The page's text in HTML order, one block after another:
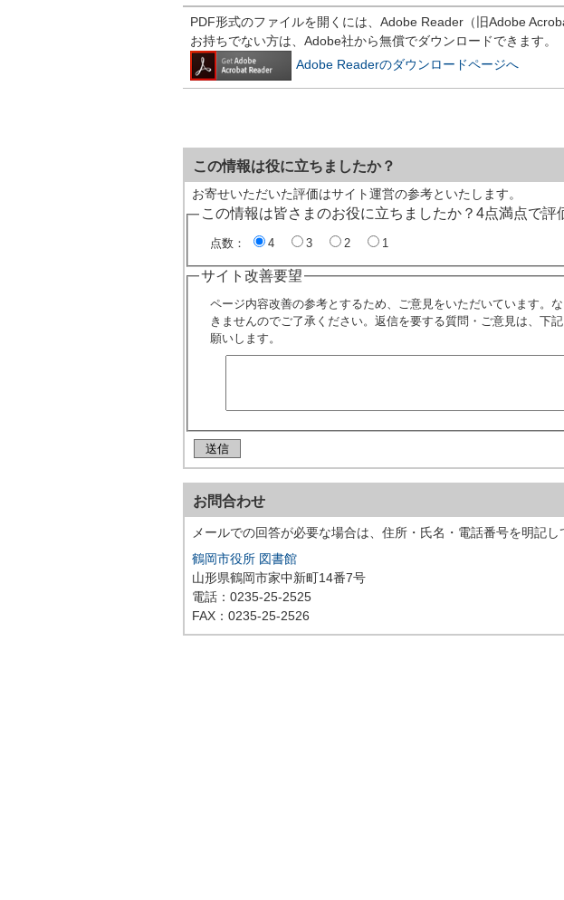
PDF形式のファイルを開くには、Adobe Reader（旧Adobe
お持ちでない方は、Adobe社から無償でダウンロードできます。
Adobe Readerのダウンロードページへ
この情報は役に立ちましたか？
お寄せいただいた評価はサイト運営の参考といたします。
この情報は皆さまのお役に立ちましたか？4点満点で評
点数： 4 3 2 1
サイト改善要望
ページ内容改善の参考とするため、ご意見をいただいています。
きませんのでご了承ください。返信を要する質問・ご意見は、下
願いします。
お問合わせ
メールでの回答が必要な場合は、住所・氏名・電話番号を明記し
鶴岡市役所 図書館
山形県鶴岡市家中新町14番7号
電話：0235-25-2525
FAX：0235-25-2526